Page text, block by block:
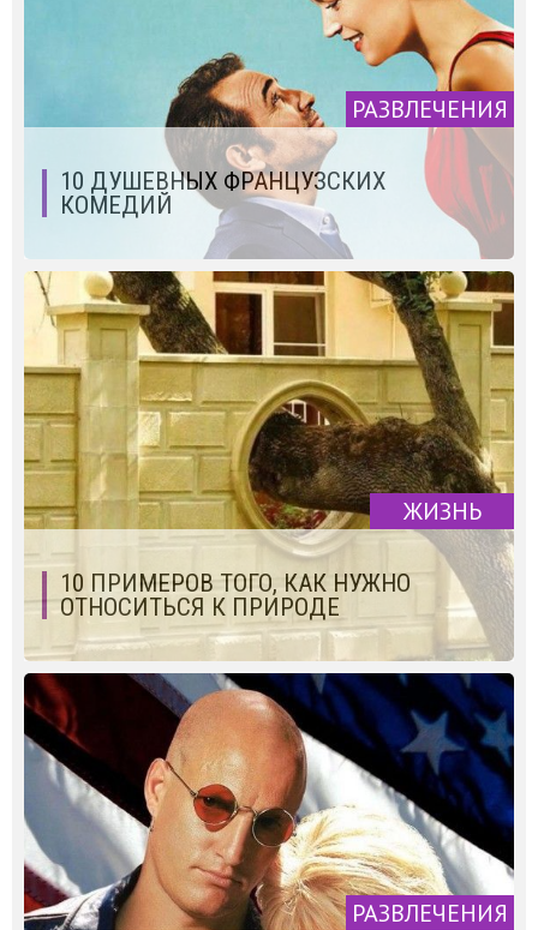
РАЗВЛЕЧЕНИЯ
10 ДУШЕВНЫХ ФРАНЦУЗСКИХ
КОМЕДИЙ
ЖИЗНЬ
10 ПРИМЕРОВ ТОГО, КАК НУЖНО
ОТНОСИТЬСЯ К ПРИРОДЕ
РАЗВЛЕЧЕНИЯ